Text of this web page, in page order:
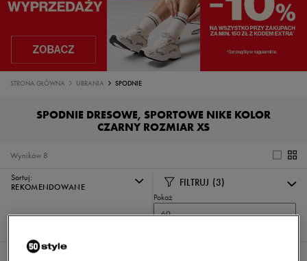
STRONA GŁÓWNA UBRANIA SPODNIE
SPODNIE DRESOWE, SPORTOWE NIKE KOLOR
CZARNY ROZMIAR XS
8
Wyników
Sortuj:
REKOMENDOWANE
FILTRUJ (3)
Pokaż
60